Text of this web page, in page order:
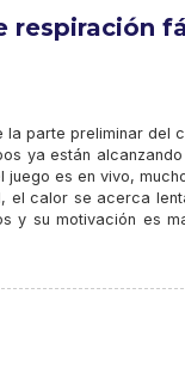
respiración
parte preliminar del
ya están
es en vivo,
el calor se acerca
y su motivación es